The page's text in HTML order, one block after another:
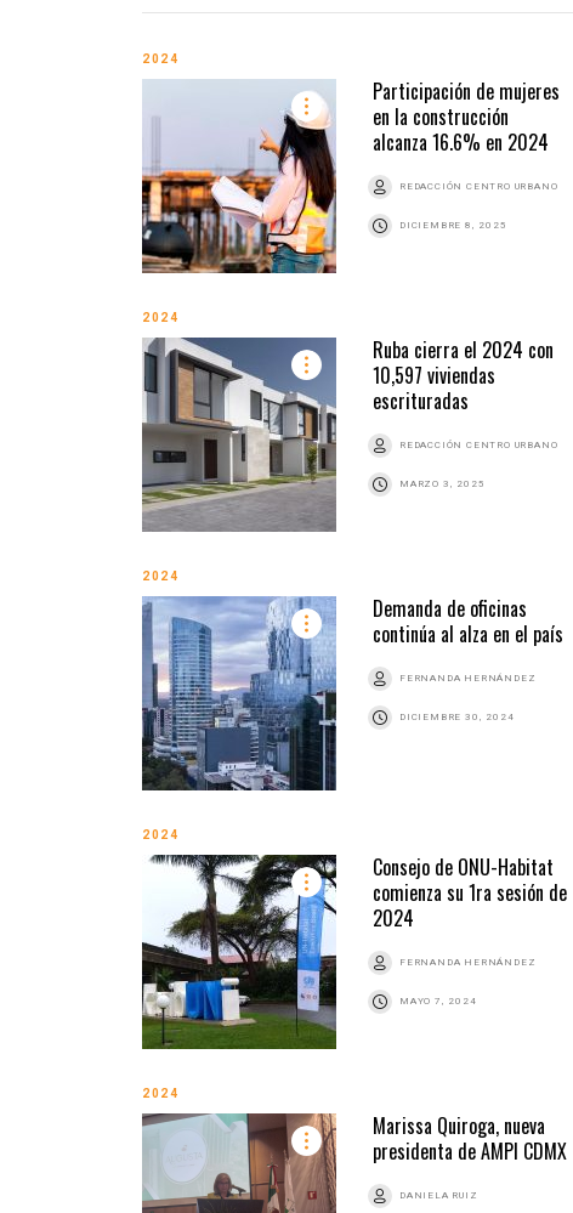
2024
Participación de mujeres
en la construcción
alcanza 16.6% en 2024
REDACCIÓN CENTRO URBANO
DICIEMBRE 8, 2025
2024
Ruba cierra el 2024 con
10,597 viviendas
escrituradas
REDACCIÓN CENTRO URBANO
MARZO 3, 2025
2024
Demanda de oficinas
continúa al alza en el país
FERNANDA HERNÁNDEZ
DICIEMBRE 30, 2024
2024
Consejo de ONU-Habitat
comienza su 1ra sesión de
2024
FERNANDA HERNÁNDEZ
MAYO 7, 2024
2024
Marissa Quiroga, nueva
presidenta de AMPI CDMX
DANIELA RUIZ